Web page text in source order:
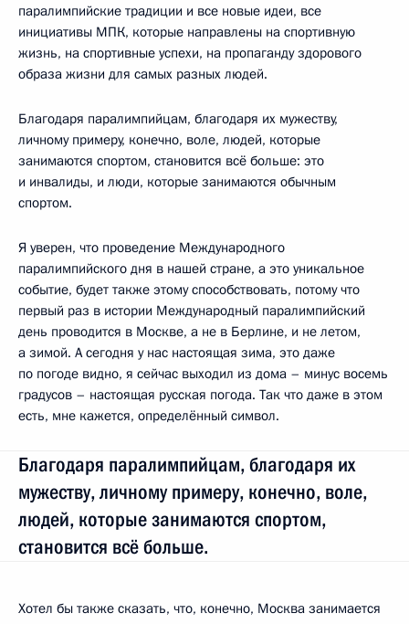
паралимпийские традиции и все новые идеи, все
инициативы МПК, которые направлены на спортивную
жизнь, на спортивные успехи, на пропаганду здорового
образа жизни для самых разных людей.
Благодаря паралимпийцам, благодаря их мужеству,
личному примеру, конечно, воле, людей, которые
занимаются спортом, становится всё больше: это
и инвалиды, и люди, которые занимаются обычным
спортом.
Я уверен, что проведение Международного
паралимпийского дня в нашей стране, а это уникальное
событие, будет также этому способствовать, потому что
первый раз в истории Международный паралимпийский
день проводится в Москве, а не в Берлине, и не летом,
а зимой. А сегодня у нас настоящая зима, это даже
по погоде видно, я сейчас выходил из дома – минус восемь
градусов – настоящая русская погода. Так что даже в этом
есть, мне кажется, определённый символ.
Благодаря паралимпийцам, благодаря их
мужеству, личному примеру, конечно, воле,
людей, которые занимаются спортом,
становится всё больше.
Хотел бы также сказать, что, конечно, Москва занимается